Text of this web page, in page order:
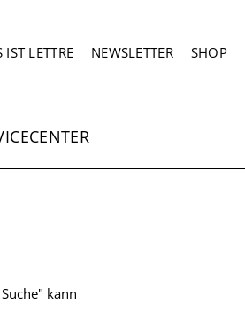
IST LETTRE NEWSLETTER SHOP
kann